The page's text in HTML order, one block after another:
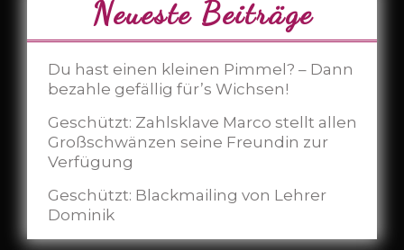
Neueste Beiträge
Du hast einen kleinen Pimmel? – Dann
bezahle gefällig für’s Wichsen!
Geschützt: Zahlsklave Marco stellt allen
Großschwänzen seine Freundin zur
Verfügung
Geschützt: Blackmailing von Lehrer
Dominik